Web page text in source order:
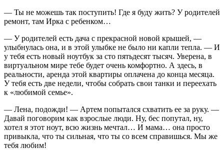
— Ты не можешь так поступить! Где я буду жить? У родителей
ремонт, там Ирка с ребенком…
— У родителей есть дача с прекрасной новой крышей, —
улыбнулась она, и в этой улыбке не было ни капли тепла. — И
у тебя есть новый ноутбук за сто пятьдесят тысяч. Уверена, в
виртуальном мире тебе будет очень комфортно. А здесь, в
реальности, аренда этой квартиры оплачена до конца месяца.
У тебя есть две недели, чтобы собрать свои танки и переехать
к «любимой семье».
— Лена, подожди! — Артем попытался схватить ее за руку. —
Давай поговорим как взрослые люди. Ну, бес попутал, ну,
хотел я этот ноут, всю жизнь мечтал… И мама… она просто
привыкла, что ты сильная, что ты со всем справишься. Мы же
тебя любим!